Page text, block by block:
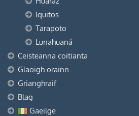
Iquitos
Tarapoto
Lunahuaná
Ceisteanna coitianta
Glaoigh orainn
Grianghraif
Blag
Gaeilge